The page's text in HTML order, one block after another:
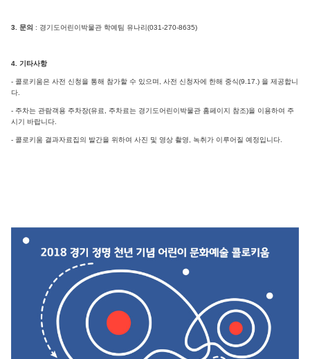
3. 문의 : 경기도어린이박물관 학예팀 유나리(031-270-8635)
4. 기타사항
- 콜로키움은 사전 신청을 통해 참가할 수 있으며, 사전 신청자에 한해 중식(9.17.) 을 제공합니
다.
- 주차는 관람객용 주차장(유료, 주차료는 경기도어린이박물관 홈페이지 참조)을 이용하여 주
시기 바랍니다.
- 콜로키움 결과자료집의 발간을 위하여 사진 및 영상 촬영, 녹취가 이루어질 예정입니다.